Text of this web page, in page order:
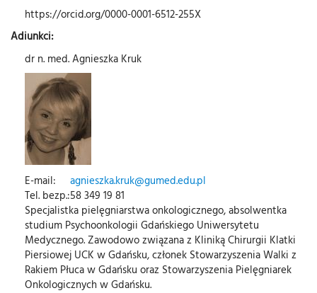
https://orcid.org/0000-0001-6512-255X
Adiunkci:
dr n. med. Agnieszka Kruk
E-mail:
agnieszka.kruk@gumed.edu.pl
Tel. bezp.:58 349 19 81
Specjalistka pielęgniarstwa onkologicznego, absolwentka
studium Psychoonkologii Gdańskiego Uniwersytetu
Medycznego. Zawodowo związana z Kliniką Chirurgii Klatki
Piersiowej UCK w Gdańsku, członek Stowarzyszenia Walki z
Rakiem Płuca w Gdańsku oraz Stowarzyszenia Pielęgniarek
Onkologicznych w Gdańsku.